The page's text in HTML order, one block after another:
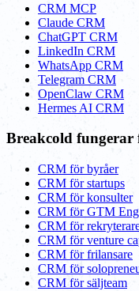
CRM MCP
Claude CRM
ChatGPT CRM
LinkedIn CRM
WhatsApp CRM
Telegram CRM
OpenClaw CRM
Hermes AI CRM
Breakcold fungerar
CRM för byråer
CRM för startups
CRM för konsulter
CRM för GTM
CRM för
CRM för venture
CRM för frilansare
CRM för
CRM för säljteam